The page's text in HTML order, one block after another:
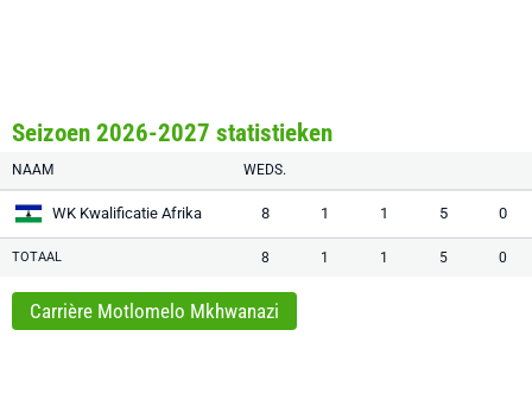
Seizoen 2026-2027 statistieken
NAAM WEDS.
WK Kwalificatie Afrika 8 1 1 5 0
TOTAAL 8 1 1 5 0
Carrière Motlomelo Mkhwanazi